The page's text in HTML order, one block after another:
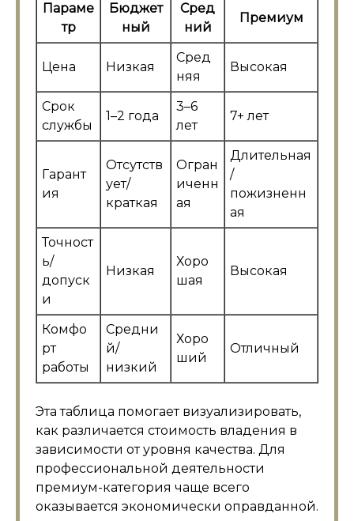
Параме
тр
Бюджет
ный
Сред
ний
Премиум
Цена Низкая
Сред
няя
Высокая
Срок
службы
1–2 года
3–6
лет
7+ лет
Гарант
ия
Отсутств
ует/
краткая
Огран
иченн
ая
Длительная
/
пожизненн
ая
Точност
ь/
допуск
и
Низкая
Хоро
шая
Высокая
Комфо
рт
работы
Средни
й/
низкий
Хоро
ший
Отличный
Эта таблица помогает визуализировать,
как различается стоимость владения в
зависимости от уровня качества. Для
профессиональной деятельности
премиум-категория чаще всего
оказывается экономически оправданной.